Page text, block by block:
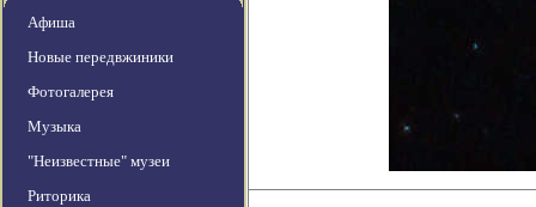
Афиша
Новые передвжиники
Фотогалерея
Музыка
"Неизвестные" музеи
Риторика